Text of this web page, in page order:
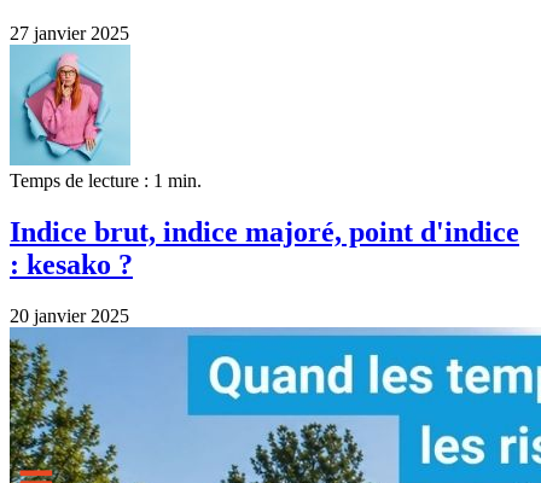
27 janvier 2025
Temps de lecture : 1 min.
Indice brut, indice majoré, point d'indice
: kesako ?
20 janvier 2025